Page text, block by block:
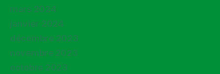
mars 2024
janvier 2024
décembre 2023
novembre 2023
octobre 2023